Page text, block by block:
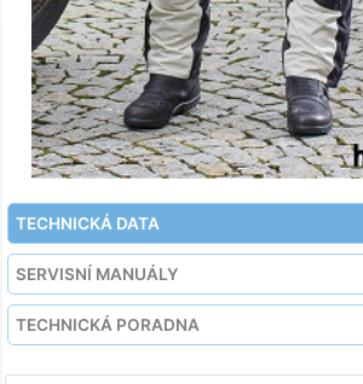
TECHNICKÁ DATA
SERVISNÍ MANUÁLY
TECHNICKÁ PORADNA